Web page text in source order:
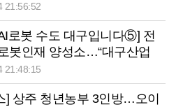
21:56:52
로봇 수도 대구입니다⑤] 전
봇인재 양성소…“대구산업
과정 만들자”
21:48:15
] 상주 청년농부 3인방…오이